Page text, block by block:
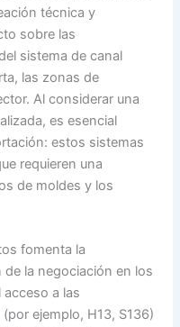
técnica y
sobre las
sistema de canal
las zonas de
Al considerar una
es esencial
estos sistemas
requieren una
de moldes y los
fomenta la
la negociación en los
a las
ejemplo, H13, S136)